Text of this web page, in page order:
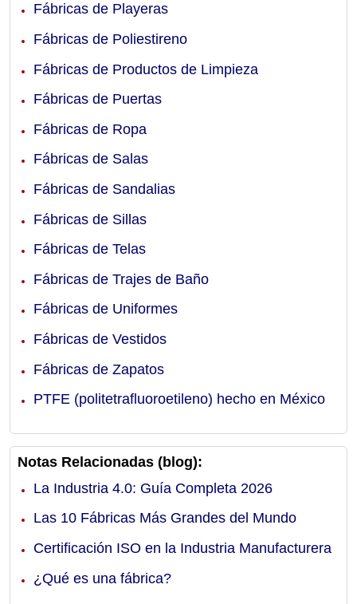
Fábricas de Playeras
Fábricas de Poliestireno
Fábricas de Productos de Limpieza
Fábricas de Puertas
Fábricas de Ropa
Fábricas de Salas
Fábricas de Sandalias
Fábricas de Sillas
Fábricas de Telas
Fábricas de Trajes de Baño
Fábricas de Uniformes
Fábricas de Vestidos
Fábricas de Zapatos
PTFE (politetrafluoroetileno) hecho en México
Notas Relacionadas (blog):
La Industria 4.0: Guía Completa 2026
Las 10 Fábricas Más Grandes del Mundo
Certificación ISO en la Industria Manufacturera
¿Qué es una fábrica?